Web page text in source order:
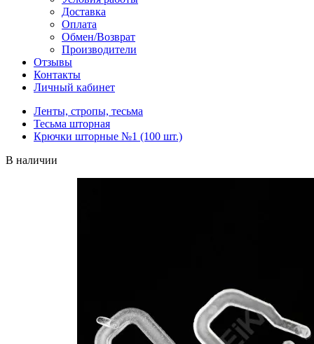
Доставка
Оплата
Обмен/Возврат
Производители
Отзывы
Контакты
Личный кабинет
Ленты, стропы, тесьма
Тесьма шторная
Крючки шторные №1 (100 шт.)
В наличии